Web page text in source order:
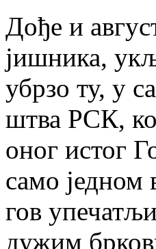
До­ђе и
ји­шни­ка,
убр­зо ту, у
штва РСК,
оног истог
са­мо
гов
ду­жим